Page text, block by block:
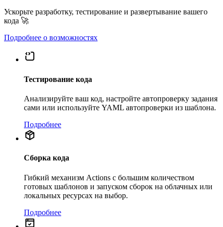
Ускорьте разработку, тестирование и развертывание вашего
кода 🚀
Подробнее о возможностях
Тестирование кода
Анализируйте ваш код, настройте автопроверку задания
сами или используйте YAML автопроверки из шаблона.
Подробнее
Сборка кода
Гибкий механизм Actions с большим количеством
готовых шаблонов и запуском сборок на облачных или
локальных ресурсах на выбор.
Подробнее